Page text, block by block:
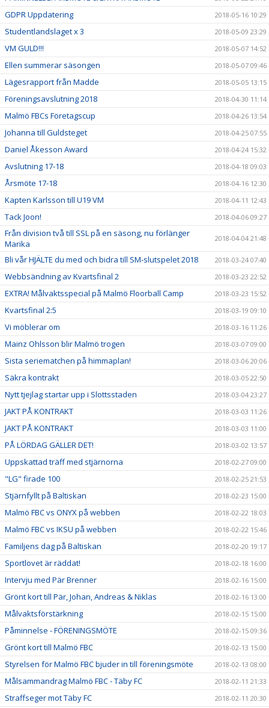
GDPR Uppdatering 2018-05-16 10:29
Studentlandslaget x 3 2018-05-09 23:29
VM GULD!!! 2018-05-07 14:52
Ellen summerar säsongen 2018-05-07 09:46
Lägesrapport från Madde 2018-05-05 13:15
Föreningsavslutning 2018 2018-04-30 11:14
Malmö FBCs Företagscup 2018-04-26 13:54
Johanna till Guldsteget 2018-04-25 07:55
Daniel Åkesson Award 2018-04-24 15:32
Avslutning 17-18 2018-04-18 09:03
Årsmöte 17-18 2018-04-16 12:30
Kapten Karlsson till U19 VM 2018-04-11 12:43
Tack Joon! 2018-04-06 09:27
Från division två till SSL på en säsong, nu förlänger
Marika
2018-04-04 21:48
Bli vår HJÄLTE du med och bidra till SM-slutspelet 2018 2018-03-24 07:40
Webbsändning av Kvartsfinal 2 2018-03-23 22:52
EXTRA! Målvaktsspecial på Malmö Floorball Camp 2018-03-23 15:52
Kvartsfinal 2:5 2018-03-19 09:10
Vi möblerar om 2018-03-16 11:26
Mainz Ohlsson blir Malmö trogen 2018-03-07 09:00
Sista seriematchen på himmaplan! 2018-03-06 20:06
Säkra kontrakt 2018-03-05 22:50
Nytt tjejlag startar upp i Slottsstaden 2018-03-04 23:27
JAKT PÅ KONTRAKT 2018-03-03 11:26
JAKT PÅ KONTRAKT 2018-03-03 11:00
PÅ LÖRDAG GÄLLER DET! 2018-03-02 13:57
Uppskattad träff med stjärnorna 2018-02-27 09:00
"LG" firade 100 2018-02-25 21:53
Stjärnfyllt på Baltiskan 2018-02-23 15:00
Malmö FBC vs ONYX på webben 2018-02-22 18:03
Malmö FBC vs IKSU på webben 2018-02-22 15:46
Familjens dag på Baltiskan 2018-02-20 19:17
Sportlovet är räddat! 2018-02-18 16:00
Intervju med Pär Brenner 2018-02-16 15:00
Grönt kort till Pär, Johan, Andreas & Niklas 2018-02-16 13:00
Målvaktsförstärkning 2018-02-15 15:00
Påminnelse - FÖRENINGSMÖTE 2018-02-15 09:36
Grönt kort till Malmö FBC 2018-02-13 15:00
Styrelsen för Malmö FBC bjuder in till föreningsmöte 2018-02-13 08:00
Målsammandrag Malmö FBC - Täby FC 2018-02-11 21:33
Straffseger mot Täby FC 2018-02-11 20:30